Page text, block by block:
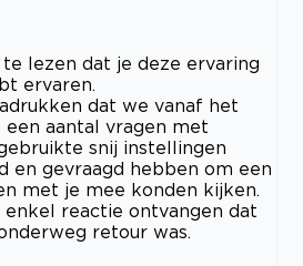
lezen dat je deze ervaring
ervaren.
dat we vanaf het
aantal vragen met
snij instellingen
en gevraagd hebben om een
met je mee konden kijken.
reactie ontvangen dat
retour was.